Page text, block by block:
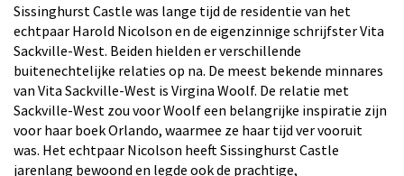
Sissinghurst Castle was lange tijd de residentie van het
echtpaar Harold Nicolson en de eigenzinnige schrijfster Vita
Sackville-West. Beiden hielden er verschillende
buitenechtelijke relaties op na. De meest bekende minnares
van Vita Sackville-West is Virgina Woolf. De relatie met
Sackville-West zou voor Woolf een belangrijke inspiratie zijn
voor haar boek Orlando, waarmee ze haar tijd ver vooruit
was. Het echtpaar Nicolson heeft Sissinghurst Castle
jarenlang bewoond en legde ook de prachtige,